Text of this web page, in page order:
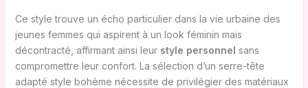
Ce style trouve un écho particulier dans la vie urbaine des
jeunes femmes qui aspirent à un look féminin mais
décontracté, affirmant ainsi leur style personnel sans
compromettre leur confort. La sélection d’un serre-tête
adapté style bohème nécessite de privilégier des matériaux